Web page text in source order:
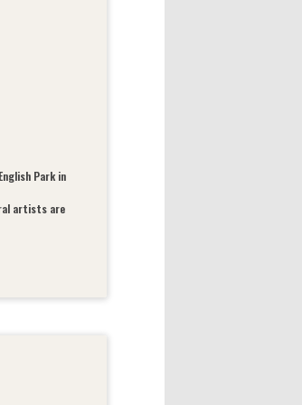
Park in
artists are